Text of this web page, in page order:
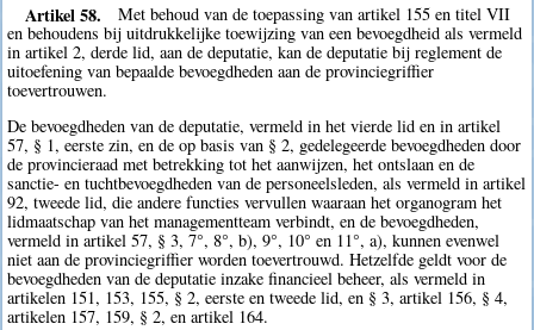
Artikel 58.
Met behoud van de toepassing van artikel 155 en titel VII
en behoudens bij uitdrukkelijke toewijzing van een bevoegdheid als vermeld
in artikel 2, derde lid, aan de deputatie, kan de deputatie bij reglement de
uitoefening van bepaalde bevoegdheden aan de provinciegriffier
toevertrouwen.
De bevoegdheden van de deputatie, vermeld in het vierde lid en in artikel
57, § 1, eerste zin, en de op basis van § 2, gedelegeerde bevoegdheden door
de provincieraad met betrekking tot het aanwijzen, het ontslaan en de
sanctie- en tuchtbevoegdheden van de personeelsleden, als vermeld in artikel
92, tweede lid, die andere functies vervullen waaraan het organogram het
lidmaatschap van het managementteam verbindt, en de bevoegdheden,
vermeld in artikel 57, § 3, 7°, 8°, b), 9°, 10° en 11°, a), kunnen evenwel
niet aan de provinciegriffier worden toevertrouwd. Hetzelfde geldt voor de
bevoegdheden van de deputatie inzake financieel beheer, als vermeld in
artikelen 151, 153, 155, § 2, eerste en tweede lid, en § 3, artikel 156, § 4,
artikelen 157, 159, § 2, en artikel 164.